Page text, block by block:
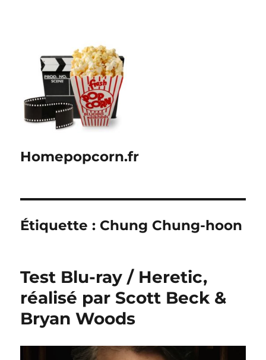
Homepopcorn.fr
Étiquette : Chung Chung-hoon
Test Blu-ray / Heretic,
réalisé par Scott Beck &
Bryan Woods